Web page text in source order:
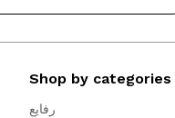
Shop by categories
رفايع